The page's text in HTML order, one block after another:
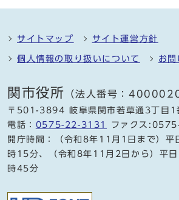
サイトマップ サイト運営方針
個人情報の取り扱いについて お問
関市役所 （法人番号：
〒501-3894 岐阜県関市若草通3丁目1
電話： 0575-22-3131
ファクス
開庁時間：（令和8年11月1日まで）
時15分、（令和8年11月2日から）平
時45分